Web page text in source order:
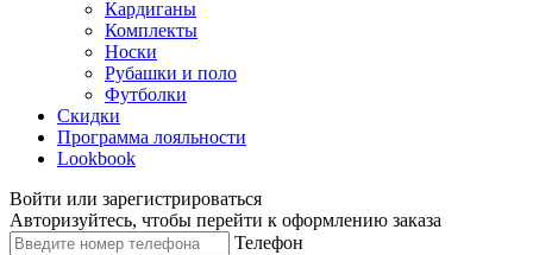
Кардиганы
Комплекты
Носки
Рубашки и поло
Футболки
Скидки
Программа лояльности
Lookbook
Войти или зарегистрироваться
Авторизуйтесь, чтобы перейти к оформлению заказа
Телефон